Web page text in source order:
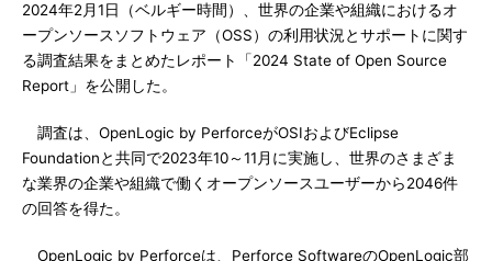
2024年2月1日（ベルギー時間）、世界の企業や組織におけるオ
ープンソースソフトウェア（OSS）の利用状況とサポートに関す
る調査結果をまとめたレポート「2024 State of Open Source
Report」を公開した。
調査は、OpenLogic by PerforceがOSIおよびEclipse
Foundationと共同で2023年10～11月に実施し、世界のさまざま
な業界の企業や組織で働くオープンソースユーザーから2046件
の回答を得た。
OpenLogic by Perforceは、Perforce SoftwareのOpenLogic部